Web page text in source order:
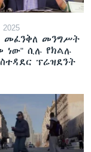
መፈንቅለ መንግሥት
ነው" ሲሉ የክልሉ
ፕሬዝደንት